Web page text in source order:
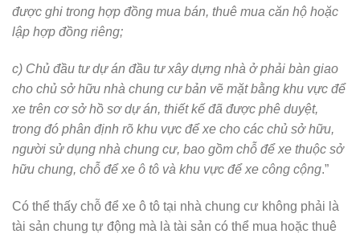
được ghi trong hợp đồng mua bán, thuê mua căn hộ hoặc
lập hợp đồng riêng;
c) Chủ đầu tư dự án đầu tư xây dựng nhà ở phải bàn giao
cho chủ sở hữu nhà chung cư bản vẽ mặt bằng khu vực để
xe trên cơ sở hồ sơ dự án, thiết kế đã được phê duyệt,
trong đó phân định rõ khu vực để xe cho các chủ sở hữu,
người sử dụng nhà chung cư, bao gồm chỗ để xe thuộc sở
hữu chung, chỗ để xe ô tô và khu vực để xe công cộng.”
Có thể thấy chỗ để xe ô tô tại nhà chung cư không phải là
tài sản chung tự động mà là tài sản có thể mua hoặc thuê